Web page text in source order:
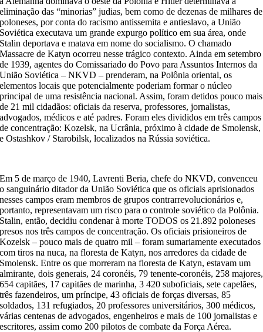
eliminação das “minorias” judias, bem como de dezenas de milhares de
poloneses, por conta do racismo antissemita e antieslavo, a União
Soviética executava um grande expurgo político em sua área, onde
Stalin deportava e matava em nome do socialismo. O chamado
Massacre de Katyn ocorreu nesse trágico contexto. Ainda em setembro
de 1939, agentes do Comissariado do Povo para Assuntos Internos da
União Soviética – NKVD – prenderam, na Polônia oriental, os
elementos locais que potencialmente poderiam formar o núcleo
principal de uma resistência nacional. Assim, foram detidos pouco mais
de 21 mil cidadãos: oficiais da reserva, professores, jornalistas,
advogados, médicos e até padres. Foram eles divididos em três campos
de concentração: Kozelsk, na Ucrânia, próximo à cidade de Smolensk,
e Ostashkov / Starobilsk, localizados na Rússia soviética.
Em 5 de março de 1940, Lavrenti Beria, chefe do NKVD, convenceu
o sanguinário ditador da União Soviética que os oficiais aprisionados
nesses campos eram membros de grupos contrarrevolucionários e,
portanto, representavam um risco para o controle soviético da Polônia.
Stalin, então, decidiu condenar à morte TODOS os 21.892 poloneses
presos nos três campos de concentração. Os oficiais prisioneiros de
Kozelsk – pouco mais de quatro mil – foram sumariamente executados
com tiros na nuca, na floresta de Katyn, nos arredores da cidade de
Smolensk. Entre os que morreram na floresta de Katyn, estavam um
almirante, dois generais, 24 coronéis, 79 tenente-coronéis, 258 majores,
654 capitães, 17 capitães de marinha, 3 420 suboficiais, sete capelães,
três fazendeiros, um príncipe, 43 oficiais de forças diversas, 85
soldados, 131 refugiados, 20 professores universitários, 300 médicos,
várias centenas de advogados, engenheiros e mais de 100 jornalistas e
escritores, assim como 200 pilotos de combate da Força Aérea.